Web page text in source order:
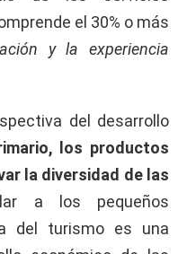
el 30% o más
y la experiencia
del desarrollo
los productos
la diversidad de las
a los pequeños
del turismo es una